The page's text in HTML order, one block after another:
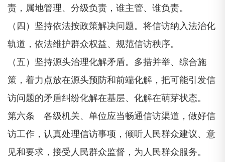
责，属地管理、分级负责，谁主管、谁负责。
（四）坚持依法按政策解决问题。将信访纳入法治化
轨道，依法维护群众权益、规范信访秩序。
（五）坚持源头治理化解矛盾。多措并举、综合施
策，着力点放在源头预防和前端化解，把可能引发信
访问题的矛盾纠纷化解在基层、化解在萌芽状态。
第六条 各级机关、单位应当畅通信访渠道，做好信
访工作，认真处理信访事项，倾听人民群众建议、意
见和要求，接受人民群众监督，为人民群众服务。